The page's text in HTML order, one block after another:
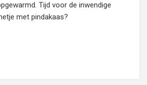
Tijd voor de inwendige
met pindakaas?